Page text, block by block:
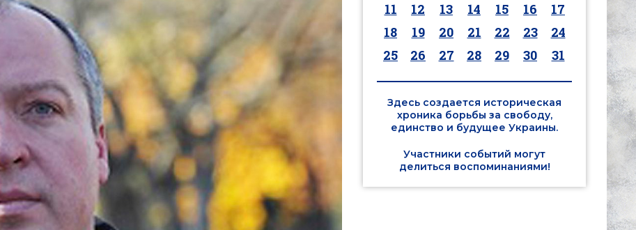
11
12 13 14 15 16
17
18
19 20 21 22 23
24
25
26 27 28 29 30 31
Здесь создается историческая
хроника борьбы за свободу,
единство и будущее Украины.
Участники событий могут
делиться воспоминаниями!